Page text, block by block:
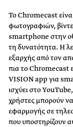
Το Chromecast
φωτογραφιών,
smartphone στην
τη δυνατότητα. Η
εξαρχής από τον
πια το Chromecast
VISION app για
ισχύει στο
χρήστες μπορούν
εφαρμογής σε
που υποστηρίζουν